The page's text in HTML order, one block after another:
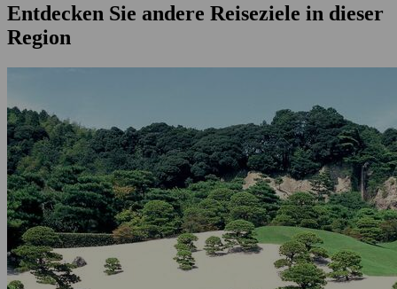
Entdecken Sie andere Reiseziele in dieser
Region